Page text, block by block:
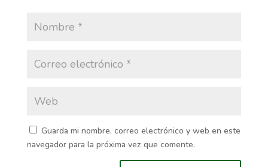
Guarda mi nombre, correo electrónico y web en este
navegador para la próxima vez que comente.